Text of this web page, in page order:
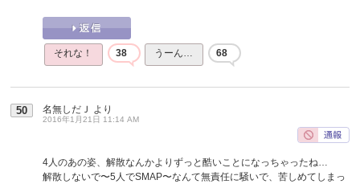
それな！ 38 うーん… 68
50 名無しだＪ より
2016年1月21日 11:14 AM
4人のあの姿、解散なんかよりずっと酷いことになっちゃったね…
解散しないで〜5人でSMAP〜なんて無責任に騒いで、苦しめてしまっ